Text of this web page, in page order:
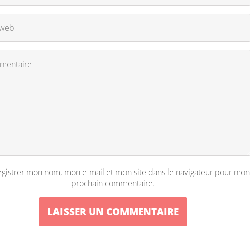
mon nom, mon e-mail et mon site dans le navigateur pour mon
prochain commentaire.